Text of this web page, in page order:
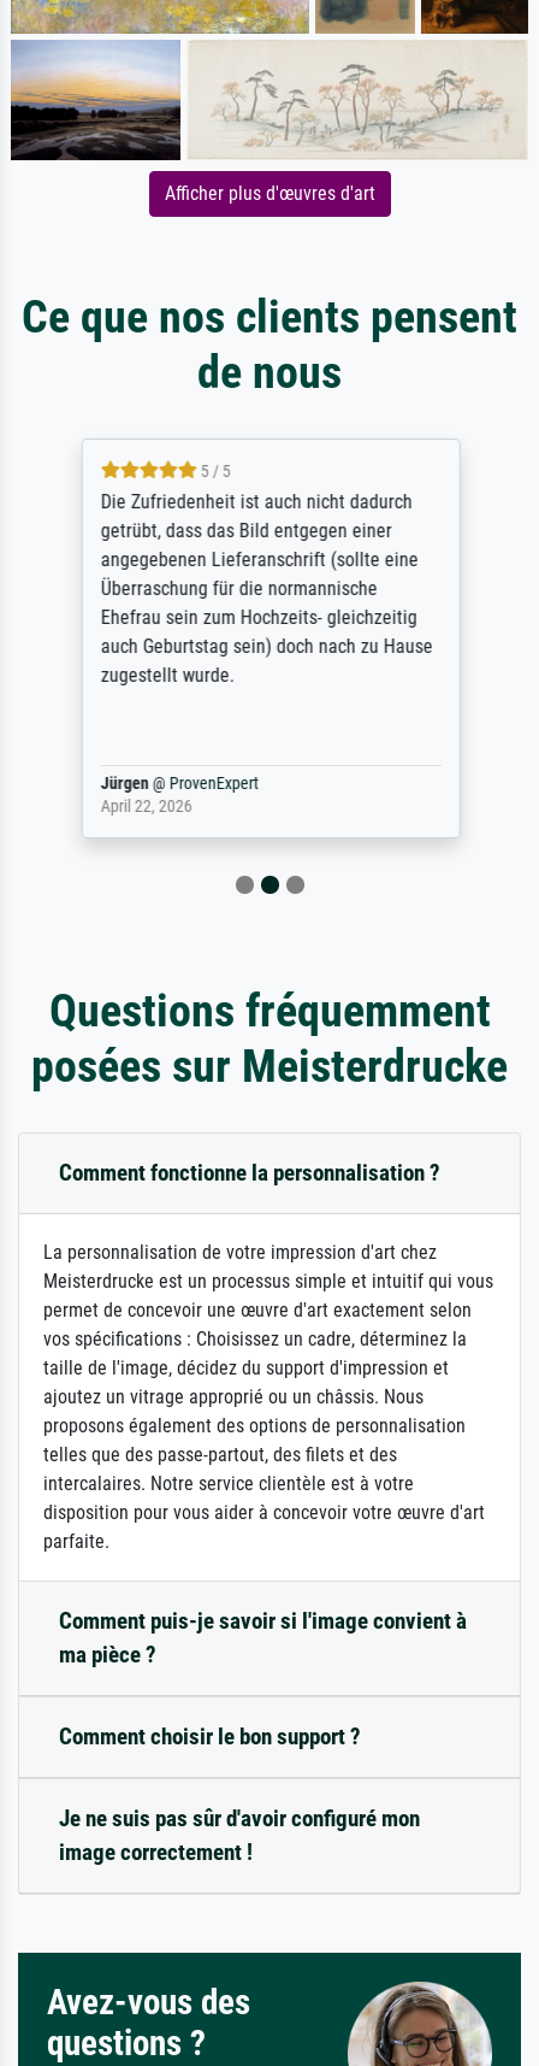
Afficher plus d'œuvres d'art
Ce que nos clients pensent
de nous
5 / 5
Die Zufriedenheit ist auch nicht dadurch
getrübt, dass das Bild entgegen einer
angegebenen Lieferanschrift (sollte eine
Überraschung für die normannische
Ehefrau sein zum Hochzeits- gleichzeitig
auch Geburtstag sein) doch nach zu Hause
zugestellt wurde.
Jürgen@ ProvenExpert
April 22, 2026
Questions fréquemment
posées sur Meisterdrucke
Comment fonctionne la personnalisation ?
La personnalisation de votre impression d'art chez
Meisterdrucke est un processus simple et intuitif qui vous
permet de concevoir une œuvre d'art exactement selon
vos spécifications : Choisissez un cadre, déterminez la
taille de l'image, décidez du support d'impression et
ajoutez un vitrage approprié ou un châssis. Nous
proposons également des options de personnalisation
telles que des passe-partout, des filets et des
intercalaires. Notre service clientèle est à votre
disposition pour vous aider à concevoir votre œuvre d'art
parfaite.
Comment puis-je savoir si l'image convient à
ma pièce ?
Comment choisir le bon support ?
Je ne suis pas sûr d'avoir configuré mon
image correctement !
Avez-vous des
questions ?